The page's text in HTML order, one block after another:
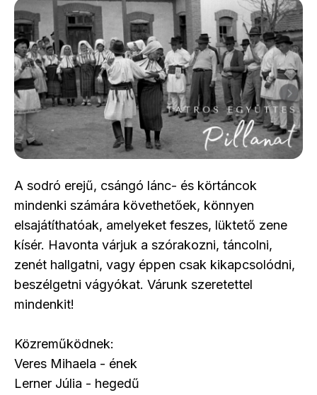
A sodró erejű, csángó lánc- és körtáncok
mindenki számára követhetőek, könnyen
elsajátíthatóak, amelyeket feszes, lüktető zene
kísér. Havonta várjuk a szórakozni, táncolni,
zenét hallgatni, vagy éppen csak kikapcsolódni,
beszélgetni vágyókat. Várunk szeretettel
mindenkit!
Közreműködnek:
Veres Mihaela - ének
Lerner Júlia - hegedű